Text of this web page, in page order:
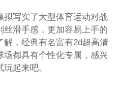
拟写实了大型体育运动对战
滑手感，更加容易上手的
，经典有名富有2d超高清
场都具有个性化专属，感兴
起来吧。